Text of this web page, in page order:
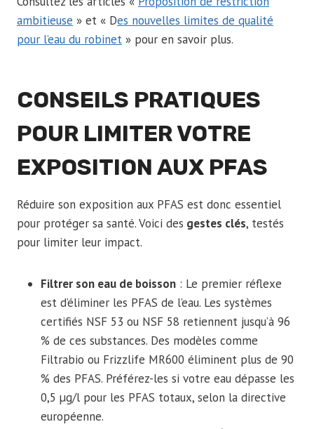
ambitieuse » et « Des nouvelles limites de qualité
pour l’eau du robinet » pour en savoir plus.
CONSEILS PRATIQUES
POUR LIMITER VOTRE
EXPOSITION AUX PFAS
Réduire son exposition aux PFAS est donc essentiel
pour protéger sa santé. Voici des gestes clés, testés
pour limiter leur impact.
Filtrer son eau de boisson : Le premier réflexe
est d’éliminer les PFAS de l’eau. Les systèmes
certifiés NSF 53 ou NSF 58 retiennent jusqu’à 96
% de ces substances. Des modèles comme
Filtrabio ou Frizzlife MR600 éliminent plus de 90
% des PFAS. Préférez-les si votre eau dépasse les
0,5 µg/l pour les PFAS totaux, selon la directive
européenne.